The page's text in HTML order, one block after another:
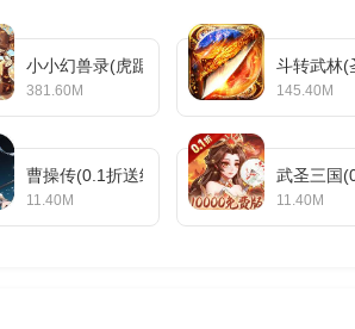
久封号，不予解封。
小小幻兽录(虎踞中原0.1折)
381.60M
斗转武林(
145.40M
曹操传(0.1折送终身元宝卡)
11.40M
武圣三国
11.40M